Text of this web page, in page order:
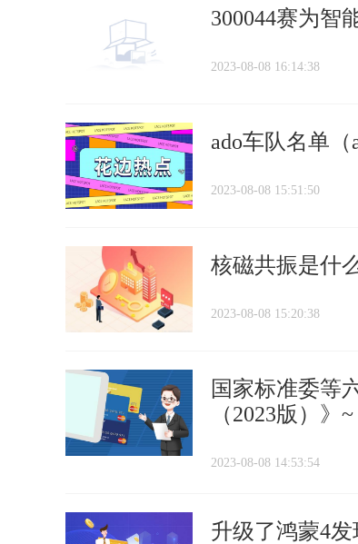
300044赛为智
2023-08-08 16:14:38
ado车队名单（
2023-08-08 15:51:50
核磁共振是什
2023-08-08 15:20:38
国家标准委等
（2023版）》~
2023-08-08 14:53:54
升级了鸿蒙4